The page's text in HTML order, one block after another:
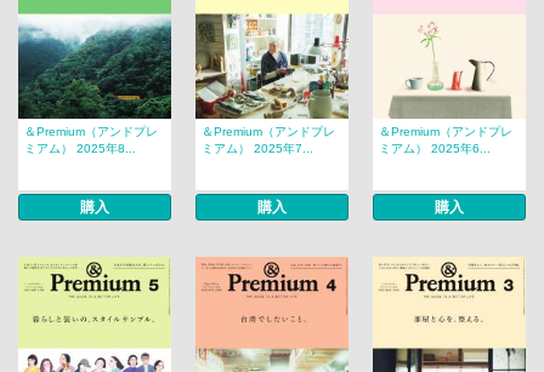
＆Premium（アンドプレ
ミアム） 2025年8...
購入
＆Premium（アンドプレ
ミアム） 2025年7...
購入
＆Premium（アンドプレ
ミアム） 2025年6...
購入